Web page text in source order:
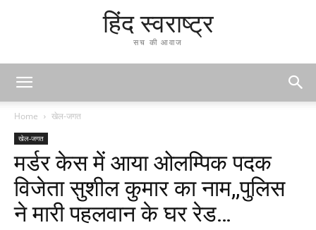
हिंद स्वराष्ट्र
सच की आवाज
Home खेल-जगत
खेल-जगत
मर्डर केस में आया ओलम्पिक पदक
विजेता सुशील कुमार का नाम,,पुलिस
ने मारी पहलवान के घर रेड…